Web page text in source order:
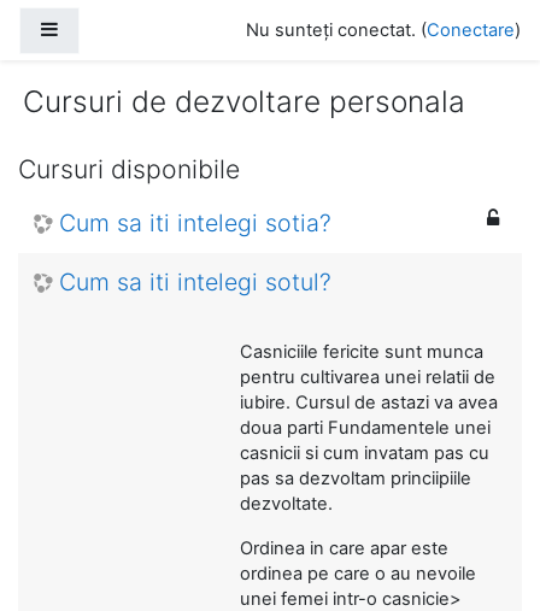
Nu sunteți conectat. (Conectare)
Cursuri de dezvoltare personala
Cursuri disponibile
Cum sa iti intelegi sotia?
Cum sa iti intelegi sotul?
Casniciile fericite sunt munca
pentru cultivarea unei relatii de
iubire. Cursul de astazi va avea
doua parti Fundamentele unei
casnicii si cum invatam pas cu
pas sa dezvoltam princiipiile
dezvoltate.
Ordinea in care apar este
ordinea pe care o au nevoile
unei femei intr-o casnicie>